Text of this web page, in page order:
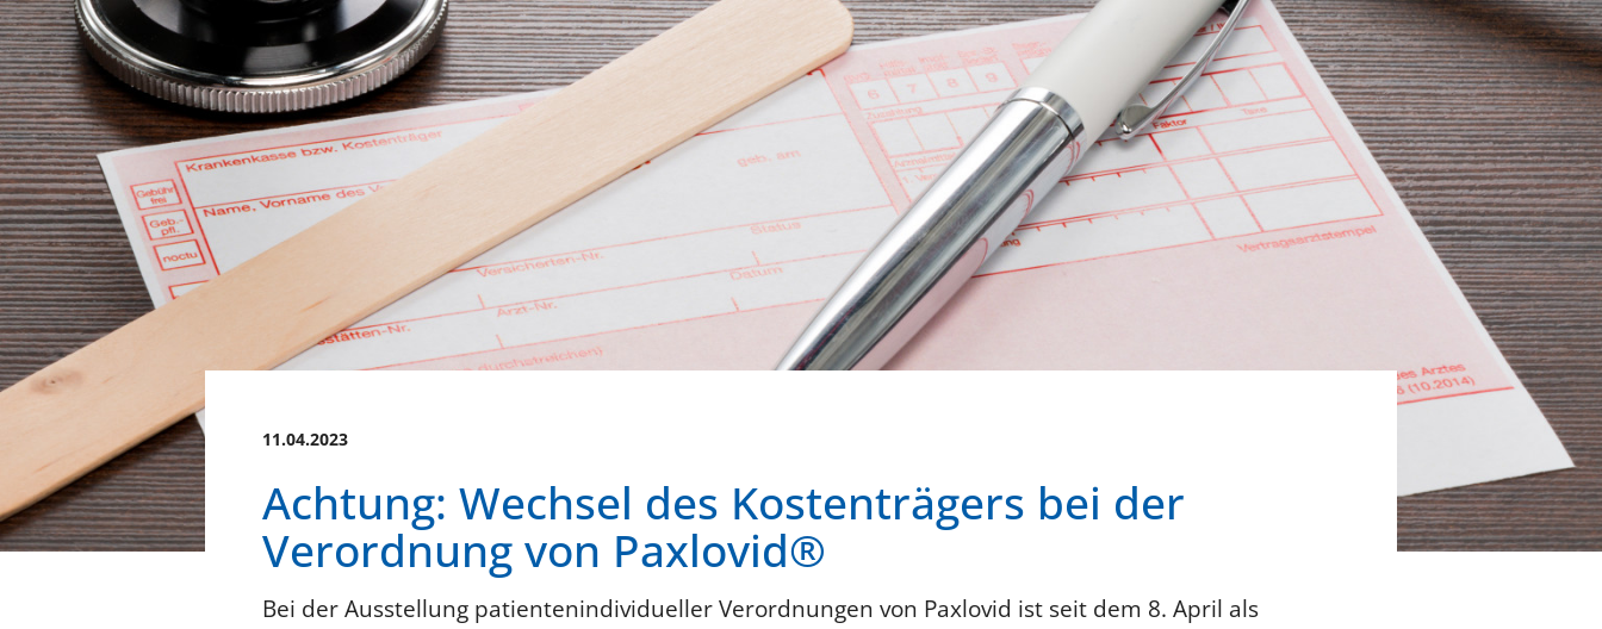
11.04.2023
Achtung: Wechsel des Kostenträgers bei der
Verordnung von Paxlovid®
Bei der Ausstellung patientenindividueller Verordnungen von Paxlovid ist seit dem 8. April als